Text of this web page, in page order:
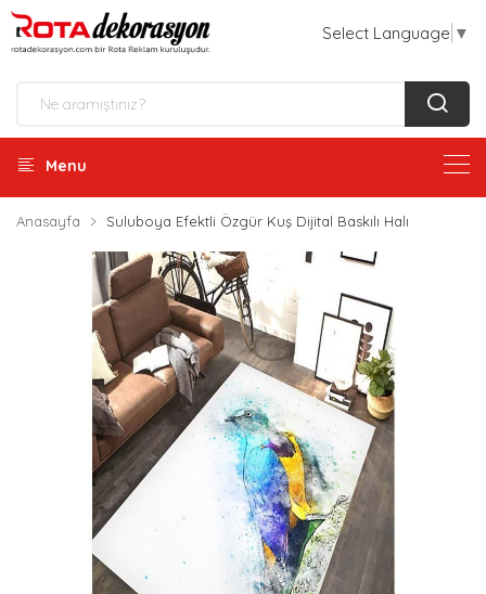
Select Language ▼
Menu
Anasayfa Suluboya Efektli Özgür Kuş Dijital Baskılı Halı